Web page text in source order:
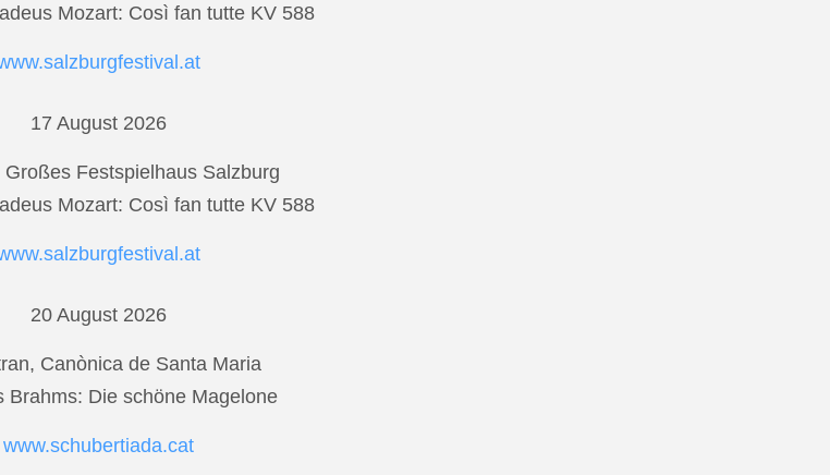
Mozart: Così fan tutte KV 588
17 August 2026
Großes Festspielhaus Salzburg
Mozart: Così fan tutte KV 588
20 August 2026
Canònica de Santa Maria
Brahms: Die schöne Magelone
www.schubertiada.cat